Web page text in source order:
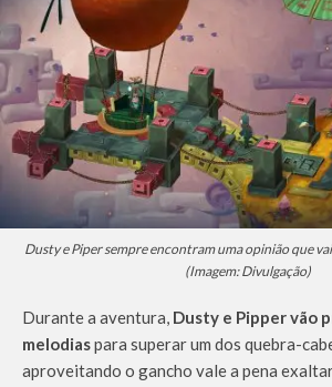
Dusty e Piper sempre encontram uma opinião que
(Imagem: Divulgação)
Durante a aventura, Dusty e Pipper vão
melodiaspara superar um dos quebra-
aproveitando o gancho vale a pena